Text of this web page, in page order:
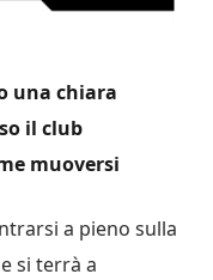
una chiara
il club
muoversi
a pieno sulla
si terrà a